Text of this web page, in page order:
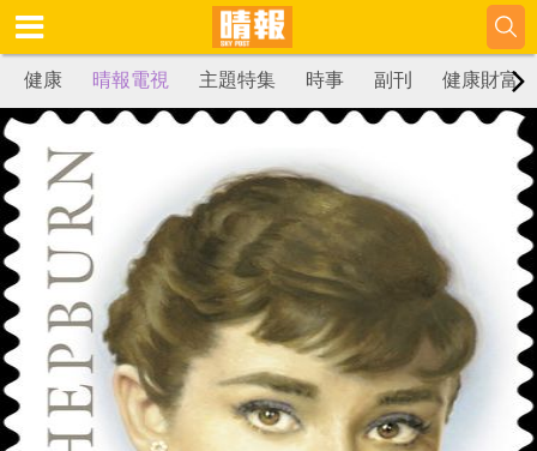
健康 晴報電視 主題特集 時事 副刊 健康財富